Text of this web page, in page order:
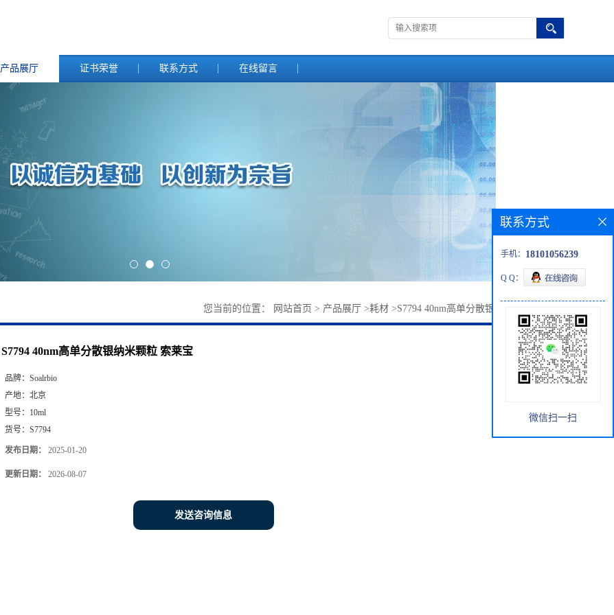
产品展厅 证书荣誉 联系方式 在线留言
您当前的位置： 网站首页 > 产品展厅 >耗材 >S7794 40nm高单分散银纳米颗粒 索莱宝
S7794 40nm高单分散银纳米颗粒 索莱宝
品牌： Soalrbio
产地： 北京
型号： 10ml
货号： S7794
发布日期： 2025-01-20
更新日期： 2026-08-07
发送咨询信息
联系方式
手机： 18101056239
Q Q：
微信扫一扫